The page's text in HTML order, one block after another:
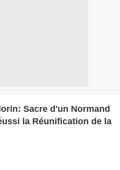
Sacre d'un Normand
la Réunification de la